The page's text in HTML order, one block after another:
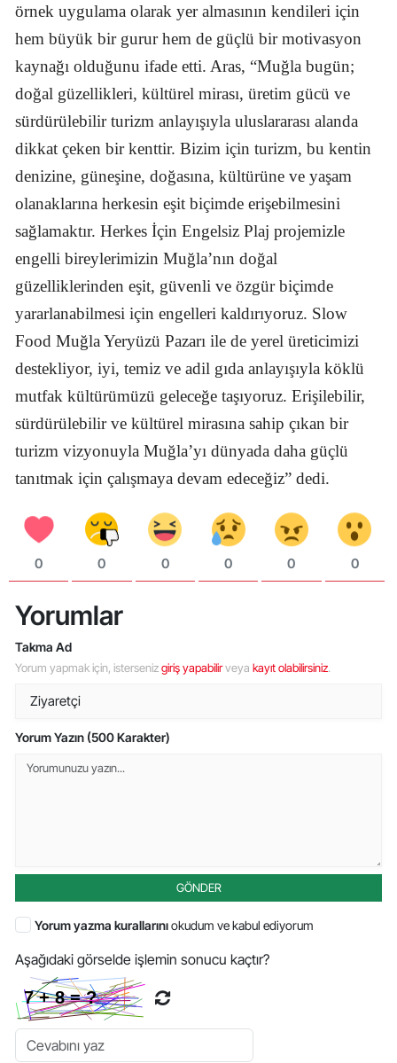
örnek uygulama olarak yer almasının kendileri için
hem büyük bir gurur hem de güçlü bir motivasyon
kaynağı olduğunu ifade etti. Aras, “Muğla bugün;
doğal güzellikleri, kültürel mirası, üretim gücü ve
sürdürülebilir turizm anlayışıyla uluslararası alanda
dikkat çeken bir kenttir. Bizim için turizm, bu kentin
denizine, güneşine, doğasına, kültürüne ve yaşam
olanaklarına herkesin eşit biçimde erişebilmesini
sağlamaktır. Herkes İçin Engelsiz Plaj projemizle
engelli bireylerimizin Muğla’nın doğal
güzelliklerinden eşit, güvenli ve özgür biçimde
yararlanabilmesi için engelleri kaldırıyoruz. Slow
Food Muğla Yeryüzü Pazarı ile de yerel üreticimizi
destekliyor, iyi, temiz ve adil gıda anlayışıyla köklü
mutfak kültürümüzü geleceğe taşıyoruz. Erişilebilir,
sürdürülebilir ve kültürel mirasına sahip çıkan bir
turizm vizyonuyla Muğla’yı dünyada daha güçlü
tanıtmak için çalışmaya devam edeceğiz” dedi.
0 0 0 0 0 0
Yorumlar
Takma Ad
Yorum yapmak için, istersenizgiriş yapabilirveya kayıt olabilirsiniz.
Yorum Yazın (500 Karakter)
GÖNDER
Yorum yazma kurallarınıokudum ve kabul ediyorum
Aşağıdaki görselde işlemin sonucu kaçtır?